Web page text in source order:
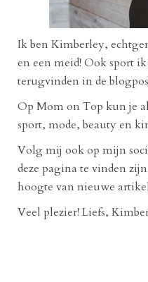
Ik ben Kimberley,
en een meid! Ook sport
terugvinden in de
Op Mom on Top kun je
sport, mode, beauty en
Volg mij ook op mijn
deze pagina te vinden
hoogte van nieuwe
Veel plezier! Liefs,